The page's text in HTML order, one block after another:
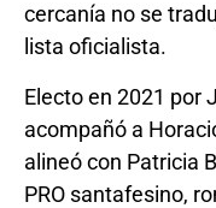
cercanía no se
lista oficialista.
Electo en 2021 por
acompañó a
alineó con Patricia
PRO santafesino,